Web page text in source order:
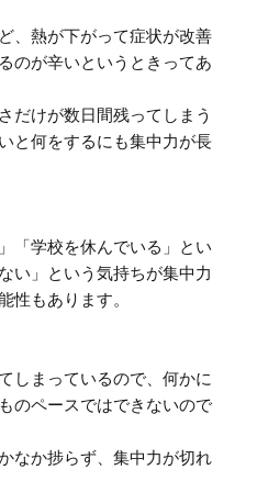
、熱が下がって症状が改善
のが辛いというときってあ
だけが数日間残ってしまう
と何をするにも集中力が長
「学校を休んでいる」とい
い」という気持ちが集中力
性もあります。
しまっているので、何かに
のペースではできないので
なか捗らず、集中力が切れ